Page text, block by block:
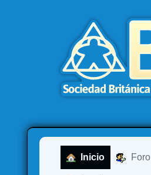
Inicio Foro